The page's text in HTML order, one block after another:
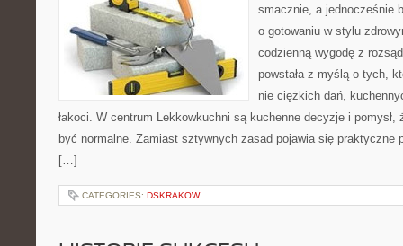
smacznie, a jednocześnie
o gotowaniu w stylu
codzienną wygodę z
powstała z myślą o tych,
nie ciężkich dań,
łakoci. W centrum Lekkowkuchni są kuchenne decyzje i pomysł,
być normalne. Zamiast sztywnych zasad pojawia się praktyczne
[…]
CATEGORIES: DSKRAKOW